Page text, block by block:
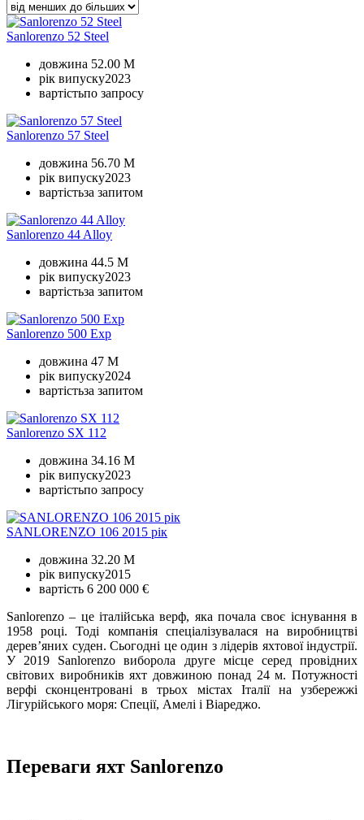
Sanlorenzo 52 Steel
довжина 52.00 M
рік випуску2023
вартістьпо запросу
Sanlorenzo 57 Steel
довжина 56.70 M
рік випуску2023
вартістьза запитом
Sanlorenzo 44 Alloy
довжина 44.5 M
рік випуску2023
вартістьза запитом
Sanlorenzo 500 Exp
довжина 47 M
рік випуску2024
вартістьза запитом
Sanlorenzo SX 112
довжина 34.16 M
рік випуску2023
вартістьпо запросу
SANLORENZO 106 2015 рік
довжина 32.20 M
рік випуску2015
вартість 6 200 000 €
Sanlorenzo – це італійська верф, яка почала своє існування в
1958 році. Тоді компанія спеціалізувалася на виробництві
дерев’яних суден. Сьогодні це один з лідерів яхтової індустрії.
У 2019 Sanlorenzo виборола друге місце серед провідних
світових виробників яхт довжиною понад 24 м. Потужності
верфі сконцентровані в трьох містах Італії на узбережжі
Лігурійського моря: Спеції, Амелі і Віареджо.
Переваги яхт Sanlorenzo